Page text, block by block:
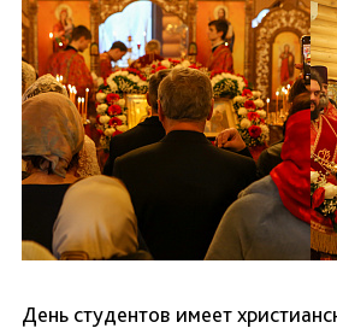
День студентов имеет